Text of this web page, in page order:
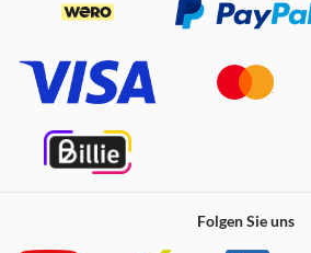
Folgen Sie uns